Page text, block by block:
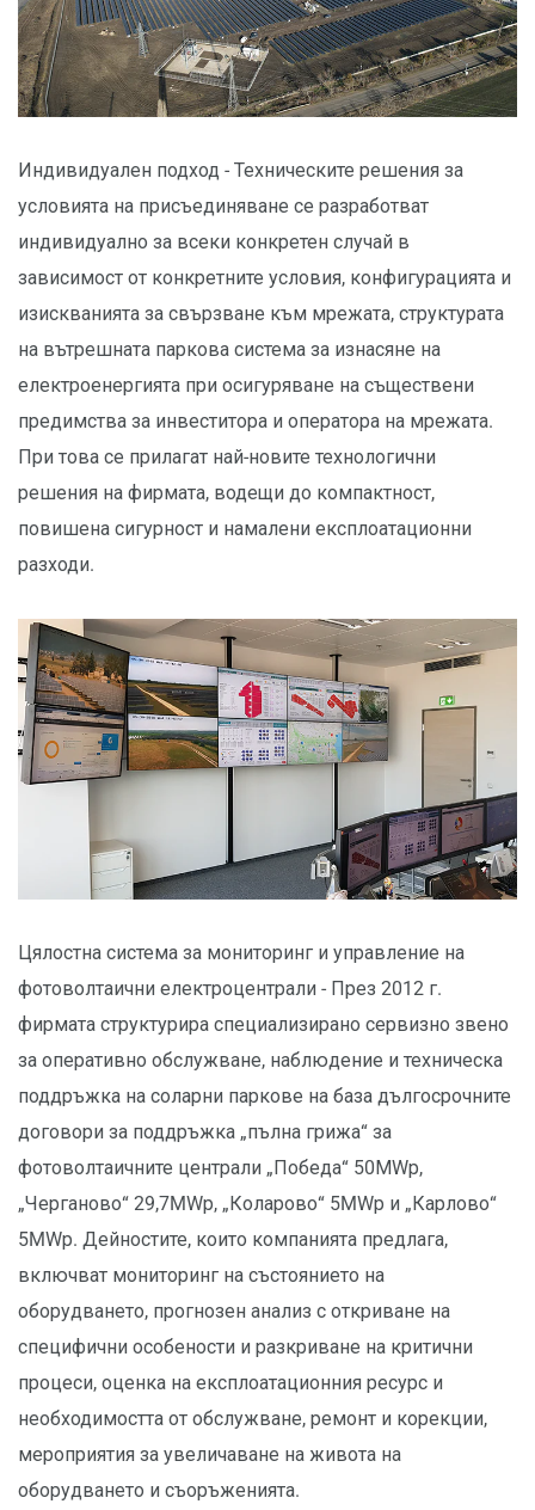
Индивидуален подход - Техническите решения за
условията на присъединяване се разработват
индивидуално за всеки конкретен случай в
зависимост от конкретните условия, конфигурацията и
изискванията за свързване към мрежата, структурата
на вътрешната паркова система за изнасяне на
електроенергията при осигуряване на съществени
предимства за инвеститора и оператора на мрежата.
При това се прилагат най-новите технологични
решения на фирмата, водещи до компактност,
повишена сигурност и намалени експлоатационни
разходи.
Цялостна система за мониторинг и управление на
фотоволтаични електроцентрали - През 2012 г.
фирмата структурира специализирано сервизно звено
за оперативно обслужване, наблюдение и техническа
поддръжка на соларни паркове на база дългосрочните
договори за поддръжка „пълна грижа“ за
фотоволтаичните централи „Победа“ 50МWр,
„Черганово“ 29,7MWр, „Коларово“ 5MWр и „Карлово“
5MWр. Дейностите, които компанията предлага,
включват мониторинг на състоянието на
оборудването, прогнозен анализ с откриване на
специфични особености и разкриване на критични
процеси, оценка на експлоатационния ресурс и
необходимостта от обслужване, ремонт и корекции,
мероприятия за увеличаване на живота на
оборудването и съоръженията.